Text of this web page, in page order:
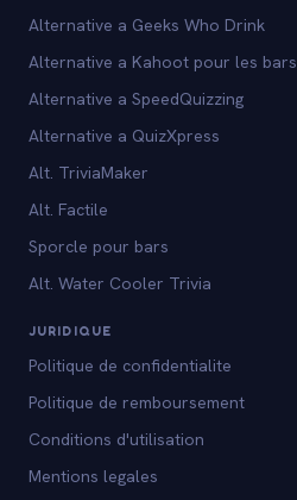
Alternative a Geeks Who Drink
Alternative a Kahoot pour les bars
Alternative a SpeedQuizzing
Alternative a QuizXpress
Alt. TriviaMaker
Alt. Factile
Sporcle pour bars
Alt. Water Cooler Trivia
JURIDIQUE
Politique de confidentialite
Politique de remboursement
Conditions d'utilisation
Mentions legales